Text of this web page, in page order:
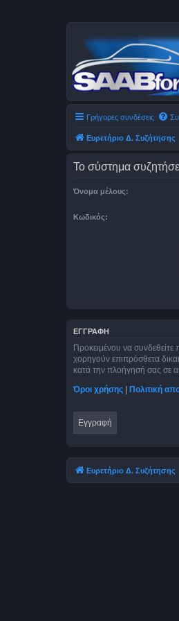
Γρήγορες συνδέσεις
Ευρετήριο Δ. Συζήτησης
Το σύστημα
Όνομα μέλους:
Κωδικός:
ΕΓΓΡΑΦΉ
Προκειμένου να συνδεθείτε
χορηγούν επιπρόσθετα
κατά την πλοήγησή σας σε
Όροι χρήσης | Πολιτική
Εγγραφή
Ευρετήριο Δ. Συζήτησης